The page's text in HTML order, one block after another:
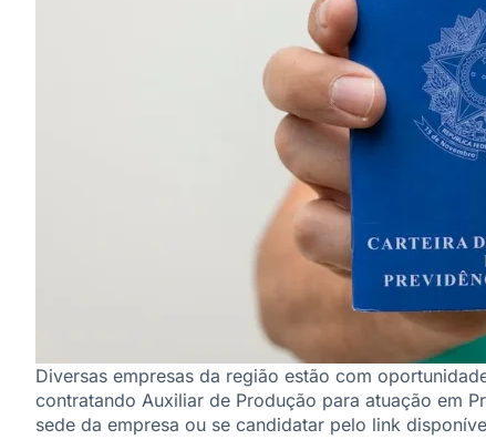
Diversas empresas da região estão com
contratando Auxiliar de Produção para atuação em
sede da empresa ou se candidatar pelo link